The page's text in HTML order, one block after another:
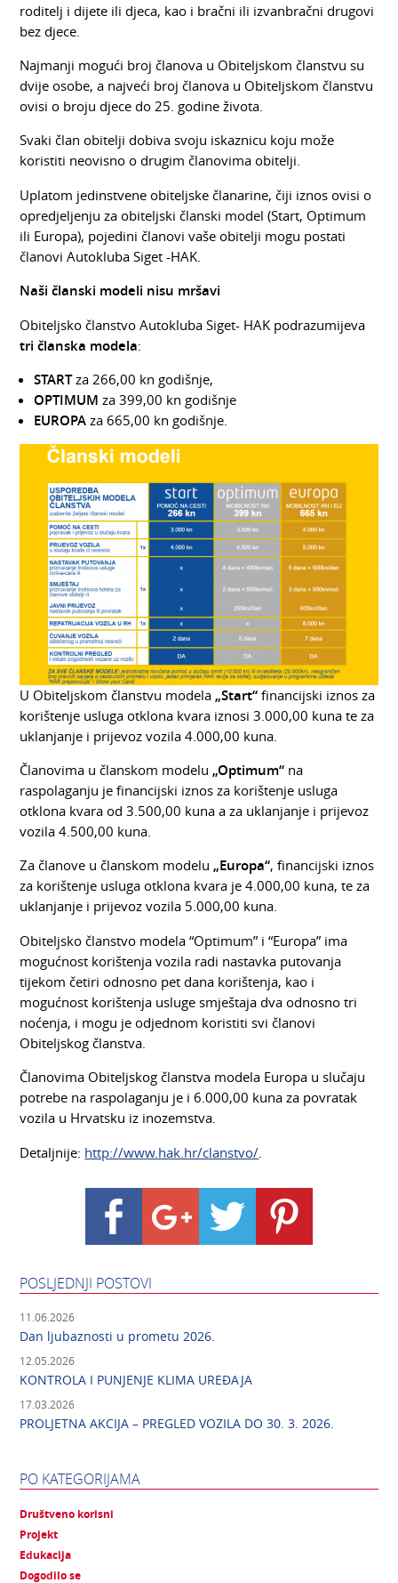
roditelj i dijete ili djeca, kao i bračni ili izvanbračni drugovi
bez djece.
Najmanji mogući broj članova u Obiteljskom članstvu su
dvije osobe, a najveći broj članova u Obiteljskom članstvu
ovisi o broju djece do 25. godine života.
Svaki član obitelji dobiva svoju iskaznicu koju može
koristiti neovisno o drugim članovima obitelji.
Uplatom jedinstvene obiteljske članarine, čiji iznos ovisi o
opredjeljenju za obiteljski članski model (Start, Optimum
ili Europa), pojedini članovi vaše obitelji mogu postati
članovi Autokluba Siget -HAK.
Naši članski modeli nisu mršavi
Obiteljsko članstvo Autokluba Siget- HAK podrazumijeva
tri članska modela:
STARTza 266,00 kn godišnje,
OPTIMUM za 399,00 kn godišnje
EUROPAza 665,00 kn godišnje.
U Obiteljskom članstvu modela „Start“ financijski iznos za
korištenje usluga otklona kvara iznosi 3.000,00 kuna te za
uklanjanje i prijevoz vozila 4.000,00 kuna.
Članovima u članskom modelu„Optimum“ na
raspolaganju je financijski iznos za korištenje usluga
otklona kvara od 3.500,00 kuna a za uklanjanje i prijevoz
vozila 4.500,00 kuna.
Za članove u članskom modelu„Europa“, financijski iznos
za korištenje usluga otklona kvara je 4.000,00 kuna, te za
uklanjanje i prijevoz vozila 5.000,00 kuna.
Obiteljsko članstvo modela “Optimum” i “Europa” ima
mogućnost korištenja vozila radi nastavka putovanja
tijekom četiri odnosno pet dana korištenja, kao i
mogućnost korištenja usluge smještaja dva odnosno tri
noćenja, i mogu je odjednom koristiti svi članovi
Obiteljskog članstva.
Članovima Obiteljskog članstva modela Europa u slučaju
potrebe na raspolaganju je i 6.000,00 kuna za povratak
vozila u Hrvatsku iz inozemstva.
Detaljnije: http://www.hak.hr/clanstvo/
POSLJEDNJI POSTOVI
11.06.2026
Dan ljubaznosti u prometu 2026.
12.05.2026
KONTROLA I PUNJENJE KLIMA UREĐAJA
17.03.2026
PROLJETNA AKCIJA – PREGLED VOZILA DO 30. 3. 2026.
PO KATEGORIJAMA
Društveno korisni
Projekt
Edukacija
Dogodilo se